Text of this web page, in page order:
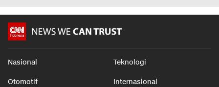
Nasional Teknologi
Otomotif Internasional